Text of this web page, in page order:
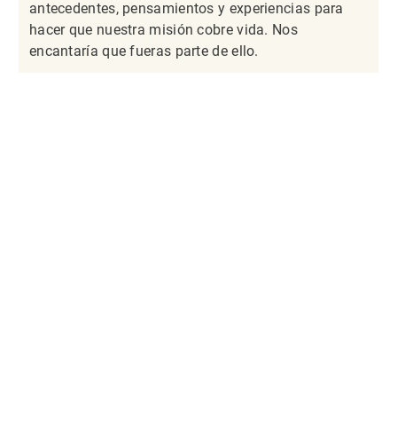
antecedentes, pensamientos y experiencias para
hacer que nuestra misión cobre vida. Nos
encantaría que fueras parte de ello.